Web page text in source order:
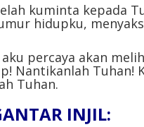
kuminta kepada
hidupku,
aku percaya akan
Nantikanlah Tuhan!
Tuhan.
INJIL: